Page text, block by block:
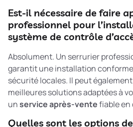
Est-il nécessaire de faire
professionnel pour
système de contrôle
Absolument. Un serrurier
garantit une installation
sécurité locales. Il peut
meilleures solutions adaptées à
unservice après-ventefiable en
Quelles sont les options